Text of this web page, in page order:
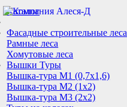
Каталог
Фасадные строительные леса
Рамные леса
Хомутовые леса
Вышки Туры
Вышка-тура М1 (0,7х1,6)
Вышка-тура М2 (1х2)
Вышка-тура М3 (2х2)